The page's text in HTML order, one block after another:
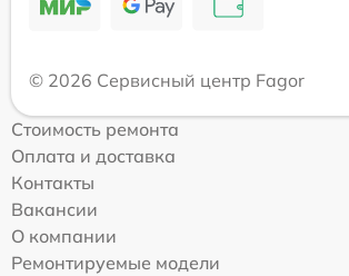
© 2026 Сервисный центр Fagor
Стоимость ремонта
Оплата и доставка
Контакты
Вакансии
О компании
Ремонтируемые модели